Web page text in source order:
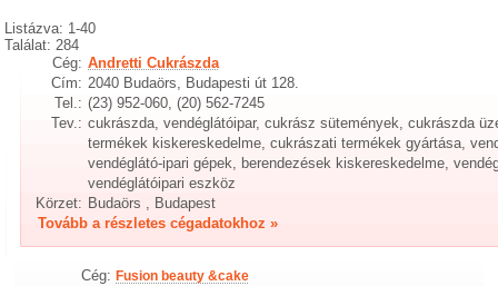
Listázva: 1-40
Találat: 284
Cég: Andretti Cukrászda
Cím: 2040 Budaörs, Budapesti út 128.
Tel.: (23) 952-060, (20) 562-7245
Tev.: cukrászda, vendéglátóipar, cukrász sütemények, cukrászda
termékek kiskereskedelme, cukrászati termékek gyártása,
vendéglátó-ipari gépek, berendezések kiskereskedelme,
vendéglátóipari eszköz
Körzet: Budaörs , Budapest
Tovább a részletes cégadatokhoz »
Cég: Fusion beauty &cake